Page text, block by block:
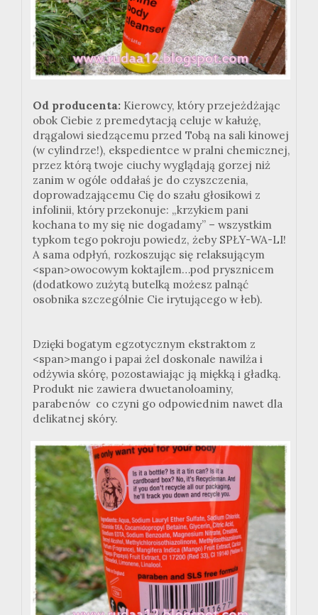
Od producenta: Kierowcy, który przejeżdżając
obok Ciebie z premedytacją celuje w kałużę,
drągalowi siedzącemu przed Tobą na sali kinowej
(w cylindrze!), ekspedientce w pralni chemicznej,
przez którą twoje ciuchy wyglądają gorzej niż
zanim w ogóle oddałaś je do czyszczenia,
doprowadzającemu Cię do szału głosikowi z
infolinii, który przekonuje: „krzykiem pani
kochana to my się nie dogadamy” – wszystkim
typkom tego pokroju powiedz, żeby SPŁY-WA-LI!
A sama odpłyń, rozkoszując się relaksującym
<span>owocowym koktajlem…pod prysznicem
(dodatkowo zużytą butelką możesz palnąć
osobnika szczególnie Cie irytującego w łeb).
Dzięki bogatym egzotycznym ekstraktom z
<span>mango i papai żel doskonale nawilża i
odżywia skórę, pozostawiając ją miękką i gładką.
Produkt nie zawiera dwuetanoloaminy,
parabenów co czyni go odpowiednim nawet dla
delikatnej skóry.